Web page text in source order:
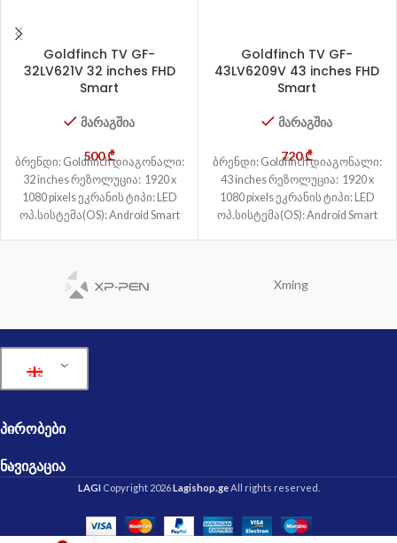
Goldfinch TV GF-
32LV621V 32 inches FHD
Smart
მარაგშია
500₾
ბრენდი: Goldfinch დიაგონალი:
32 inches რეზოლუცია: 1920 x
1080 pixels ეკრანის ტიპი: LED
ოპ.სისტემა(OS): Android Smart
Goldfinch TV GF-
43LV6209V 43 inches FHD
Smart
მარაგშია
720₾
ბრენდი: Goldfinch დიაგონალი:
43 inches რეზოლუცია: 1920 x
1080 pixels ეკრანის ტიპი: LED
ოპ.სისტემა(OS): Android Smart
Xming
ᲞᲘᲠᲝᲑᲔᲑᲘ
ᲜᲐᲕᲘᲒᲐᲪᲘᲐ
LAGI Copyright 2026Lagishop.geAll rights reserved.